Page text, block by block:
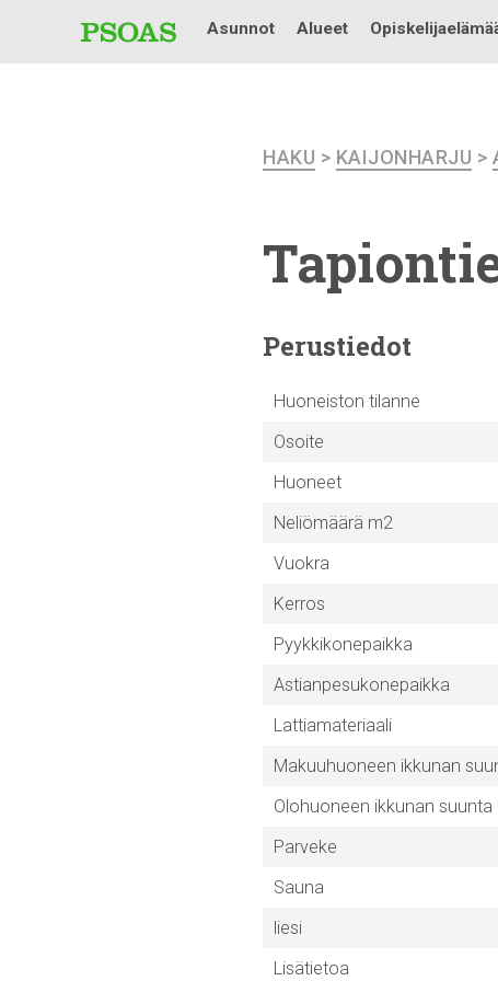
Asunnot Alueet
HAKU > KAIJONHARJU >
Perustiedot
Huoneiston tilanne
Osoite
Huoneet
Neliömäärä m2
Vuokra
Kerros
Pyykkikonepaikka
Astianpesukonepaikka
Lattiamateriaali
Makuuhuoneen ikkunan
Olohuoneen ikkunan suunta
Parveke
Sauna
liesi
Lisätietoa